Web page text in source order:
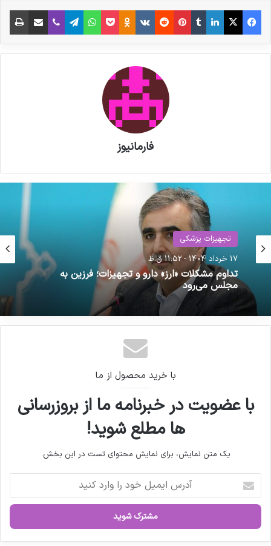
فیس بوک X لینکدین ‫تامبلر ‫پین‌ترست ‫رددیت ‫VKontakte
‫Odnoklassniki پاکت واتس آپ تلگرام وایبر اشتراک گذاری از طریق ایمیل
فارمانیوز
تجهیزات پزشکی
17 خرداد 1404 - 11:52 ق.ظ
تداوم مشکلات «ارز» دارو و تجهیزات؛ فرزین به
مجلس می‌رود
با خرید محصول از ما
با عضویت در خبرنامه ما از بروزرسانی
ها مطلع شوید!
یک متن نمایش، برای نمایش محتوای تست در این بخش.
ر
ا
ی